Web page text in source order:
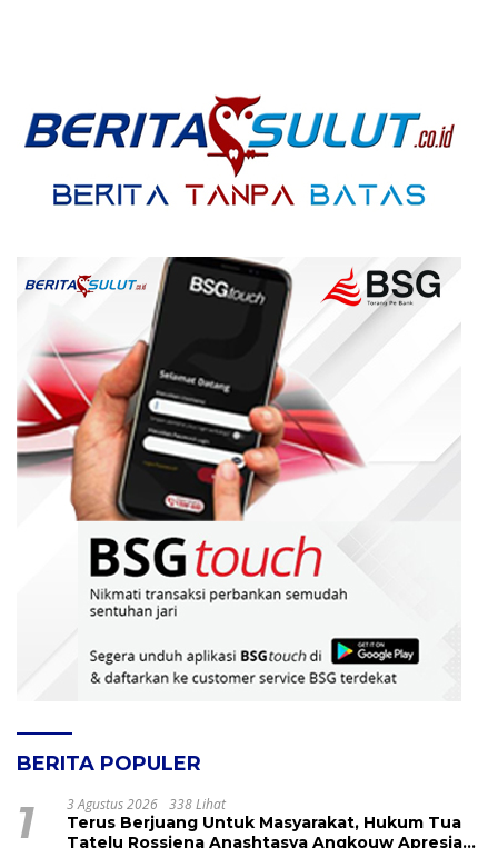
BERITA POPULER
1 3 Agustus 2026 338 Lihat
Terus Berjuang Untuk Masyarakat, Hukum Tua
Tatelu Rossiena Anashtasya Angkouw Apresiasi